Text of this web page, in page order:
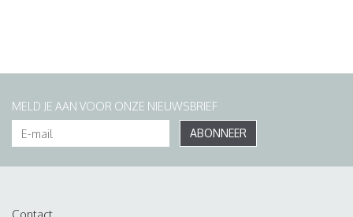
MELD JE AAN VOOR ONZE NIEUWSBRIEF
ABONNEER